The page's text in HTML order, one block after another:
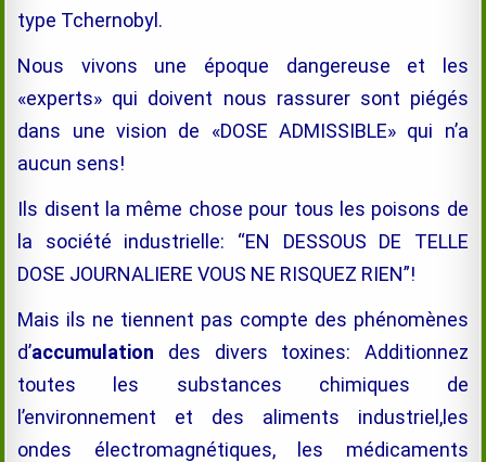
type Tchernobyl.
Nous vivons une époque dangereuse et les
«experts» qui doivent nous rassurer sont piégés
dans une vision de «DOSE ADMISSIBLE» qui n’a
aucun sens!
Ils disent la même chose pour tous les poisons de
la société industrielle: “EN DESSOUS DE TELLE
DOSE JOURNALIERE VOUS NE RISQUEZ RIEN”!
Mais ils ne tiennent pas compte des phénomènes
d’accumulation des divers toxines: Additionnez
toutes les substances chimiques de
l’environnement et des aliments industriel,les
ondes électromagnétiques, les médicaments